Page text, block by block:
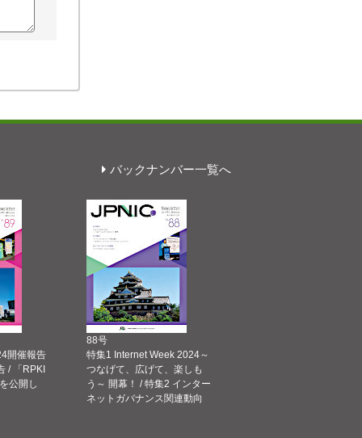
バックナンバー一覧へ
開催報告
/ 「RPKI
公開し
88号
特集1 Internet Week 2024～
つなげて、広げて、楽しも
う～ 開幕！ / 特集2 インター
ネットガバナンス関連動向